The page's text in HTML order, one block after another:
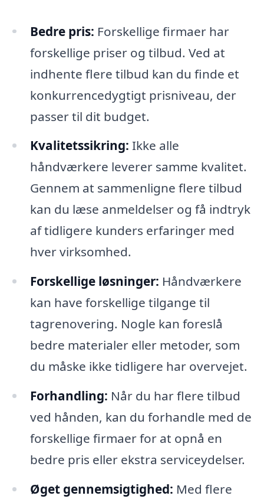
Bedre pris: Forskellige firmaer har
forskellige priser og tilbud. Ved at
indhente flere tilbud kan du finde et
konkurrencedygtigt prisniveau, der
passer til dit budget.
Kvalitetssikring: Ikke alle
håndværkere leverer samme kvalitet.
Gennem at sammenligne flere tilbud
kan du læse anmeldelser og få indtryk
af tidligere kunders erfaringer med
hver virksomhed.
Forskellige løsninger: Håndværkere
kan have forskellige tilgange til
tagrenovering. Nogle kan foreslå
bedre materialer eller metoder, som
du måske ikke tidligere har overvejet.
Forhandling: Når du har flere tilbud
ved hånden, kan du forhandle med de
forskellige firmaer for at opnå en
bedre pris eller ekstra serviceydelser.
Øget gennemsigtighed: Med flere